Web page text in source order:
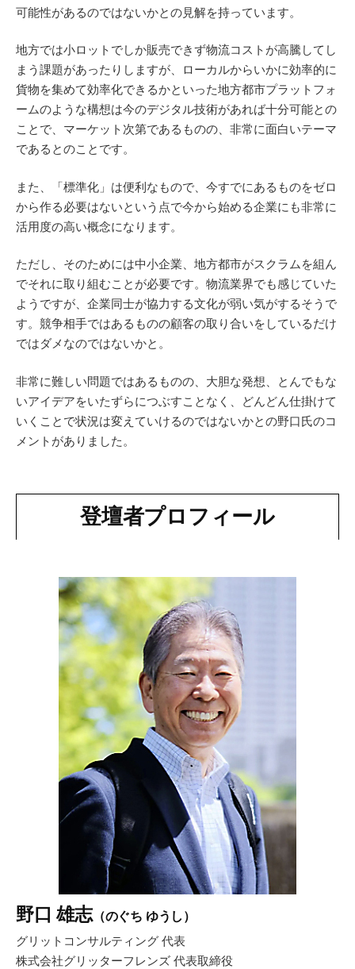
可能性があるのではないかとの見解を持っています。
地方では小ロットでしか販売できず物流コストが高騰してし
まう課題があったりしますが、ローカルからいかに効率的に
貨物を集めて効率化できるかといった地方都市プラットフォ
ームのような構想は今のデジタル技術があれば十分可能との
ことで、マーケット次第であるものの、非常に面白いテーマ
であるとのことです。
また、「標準化」は便利なもので、今すでにあるものをゼロ
から作る必要はないという点で今から始める企業にも非常に
活用度の高い概念になります。
ただし、そのためには中小企業、地方都市がスクラムを組ん
でそれに取り組むことが必要です。物流業界でも感じていた
ようですが、企業同士が協力する文化が弱い気がするそうで
す。競争相手ではあるものの顧客の取り合いをしているだけ
ではダメなのではないかと。
非常に難しい問題ではあるものの、大胆な発想、とんでもな
いアイデアをいたずらにつぶすことなく、どんどん仕掛けて
いくことで状況は変えていけるのではないかとの野口氏のコ
メントがありました。
登壇者プロフィール
野口 雄志（のぐち ゆうし）
グリットコンサルティング 代表
株式会社グリッターフレンズ 代表取締役